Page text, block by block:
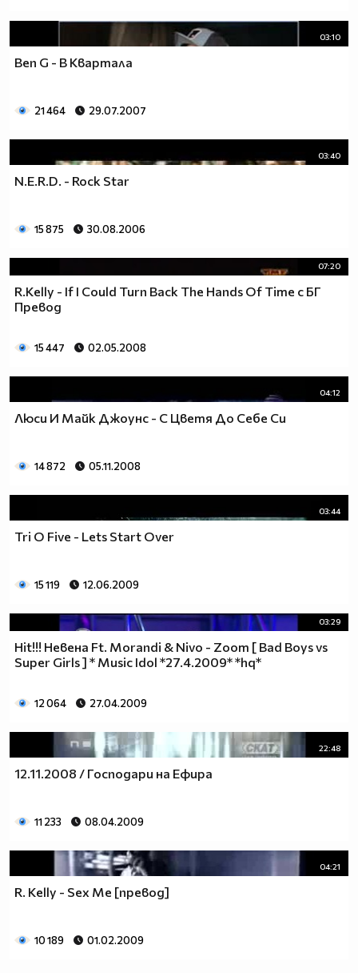
03:10
Ben G - В Квартала
21 464 29.07.2007
03:40
N.E.R.D. - Rock Star
15 875 30.08.2006
07:20
R.Kelly - If I Could Turn Back The Hands Of Time с БГ
Превод
15 447 02.05.2008
04:12
Люси И Майк Джоунс - С Цветя До Себе Си
14 872 05.11.2008
03:44
Tri O Five - Lets Start Over
15 119 12.06.2009
03:29
Hit!!! Невена Ft. Morandi & Nivo - Zoom [ Bad Boys vs
Super Girls ] * Music Idol *27.4.2009* *hq*
12 064 27.04.2009
22:48
12.11.2008 / Господари на Ефира
11 233 08.04.2009
04:21
R. Kelly - Sex Me [превод]
10 189 01.02.2009